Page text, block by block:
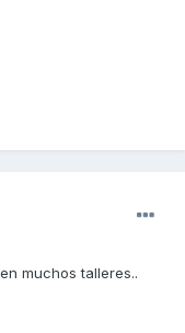
muchos talleres..